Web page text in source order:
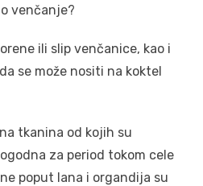
venčanje?
ili slip venčanice, kao i
se može nositi na koktel
tkanina od kojih su
za period tokom cele
poput lana i organdija su